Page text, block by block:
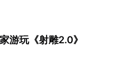
游玩《射雕2.0》